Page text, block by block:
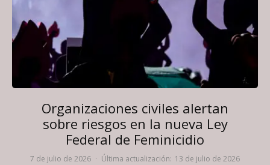
Organizaciones civiles alertan
sobre riesgos en la nueva Ley
Federal de Feminicidio
7 de julio de 2026 · Última actualización: 13 de julio de 2026